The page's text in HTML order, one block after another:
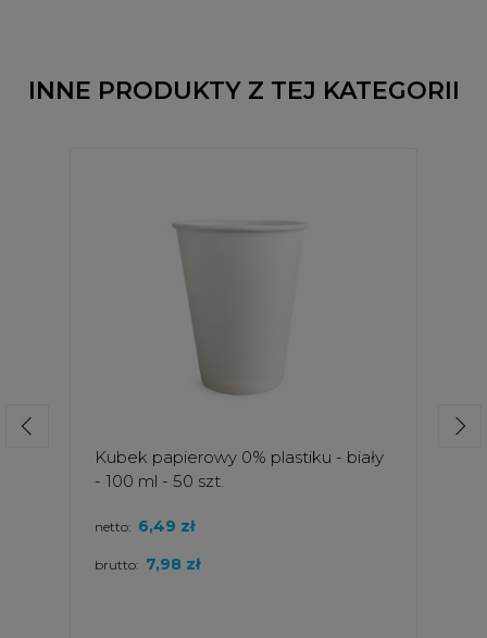
INNE PRODUKTY Z TEJ KATEGORII
Kubek papierowy 0% plastiku - biały
- 100 ml - 50 szt.
brutto: 7,98 zł
netto: 6,49 zł